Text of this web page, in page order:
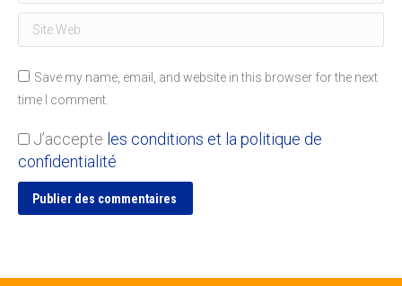
Site Web
Save my name, email, and website in this browser for the next
time I comment.
J’accepte les conditions et la politique de
confidentialité
Publier des commentaires